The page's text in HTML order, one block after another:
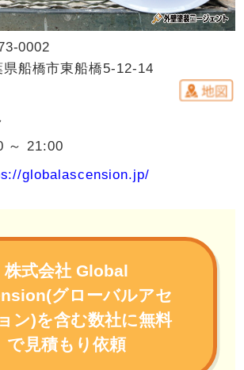
0002
県船橋市東船橋5-12-14
～ 21:00
globalascension.jp/
株式会社 Global
グローバルアセ
ン)を含む数社に無料
で見積もり依頼